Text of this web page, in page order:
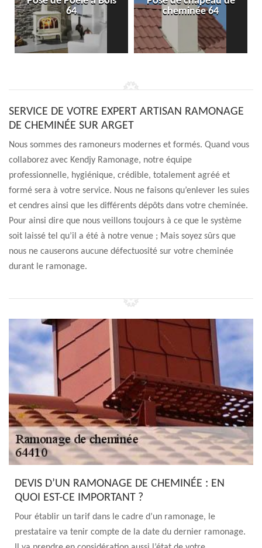
64
cheminée 64
SERVICE DE VOTRE EXPERT ARTISAN RAMONAGE
DE CHEMINÉE SUR ARGET
Nous sommes des ramoneurs modernes et formés. Quand vous
collaborez avec Kendjy Ramonage, notre équipe
professionnelle, hygiénique, crédible, totalement agréé et
formé sera à votre service. Nous ne faisons qu’enlever les suies
et cendres ainsi que les différents dépôts dans votre cheminée.
Pour ainsi dire que nous veillons toujours à ce que le système
soit laissé tel qu’il a été à notre venue ; Mais soyez sûrs que
nous ne causerons aucune défectuosité sur votre cheminée
durant le ramonage.
DEVIS D’UN RAMONAGE DE CHEMINÉE : EN
QUOI EST-CE IMPORTANT ?
Pour établir un tarif dans le cadre d’un ramonage, le
prestataire va tenir compte de la date du dernier ramonage.